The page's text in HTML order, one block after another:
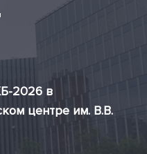
2026 в
центре им. В.В.